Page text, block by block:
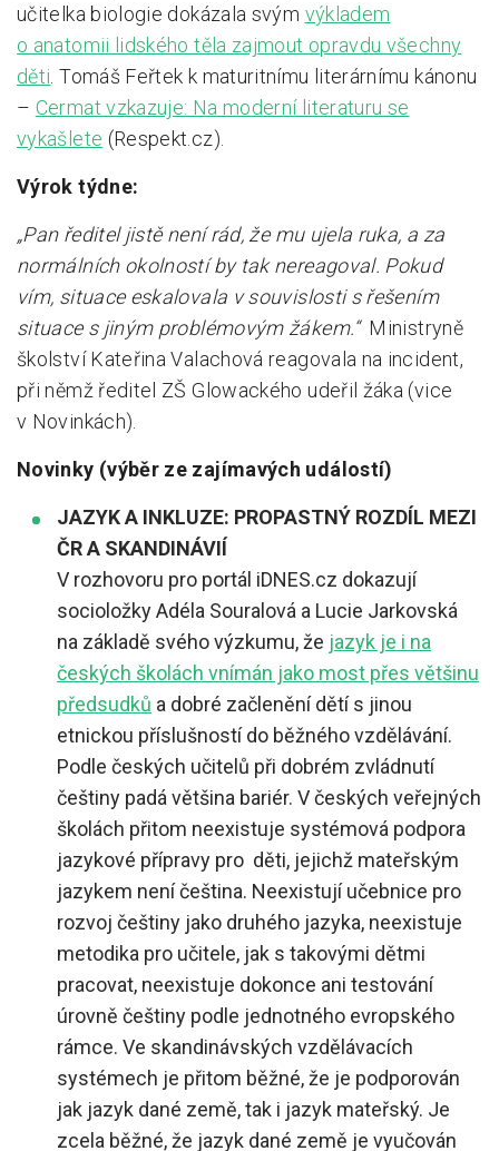
učitelka biologie dokázala svým výkladem
o anatomii lidského těla zajmout opravdu všechny
děti . Tomáš Feřtek k maturitnímu literárnímu kánonu
– Cermat vzkazuje: Na moderní literaturu se
vykašlete (Respekt.cz).
Výrok týdne:
„Pan ředitel jistě není rád, že mu ujela ruka, a za
normálních okolností by tak nereagoval. Pokud
vím, situace eskalovala v souvislosti s řešením
situace s jiným problémovým žákem.“ Ministryně
školství Kateřina Valachová reagovala na incident,
při němž ředitel ZŠ Glowackého udeřil žáka (vice
v Novinkách).
Novinky (výběr ze zajímavých událostí)
JAZYK A INKLUZE: PROPASTNÝ ROZDÍL MEZI
ČR A SKANDINÁVIÍ
V rozhovoru pro portál iDNES.cz dokazují
socioložky Adéla Souralová a Lucie Jarkovská
na základě svého výzkumu, že jazyk je i na
českých školách vnímán jako most přes většinu
předsudků a dobré začlenění dětí s jinou
etnickou příslušností do běžného vzdělávání.
Podle českých učitelů při dobrém zvládnutí
češtiny padá většina bariér. V českých veřejných
školách přitom neexistuje systémová podpora
jazykové přípravy pro děti, jejichž mateřským
jazykem není čeština. Neexistují učebnice pro
rozvoj češtiny jako druhého jazyka, neexistuje
metodika pro učitele, jak s takovými dětmi
pracovat, neexistuje dokonce ani testování
úrovně češtiny podle jednotného evropského
rámce. Ve skandinávských vzdělávacích
systémech je přitom běžné, že je podporován
jak jazyk dané země, tak i jazyk mateřský. Je
zcela běžné, že jazyk dané země je vyučován